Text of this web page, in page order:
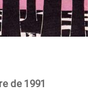
de 1991